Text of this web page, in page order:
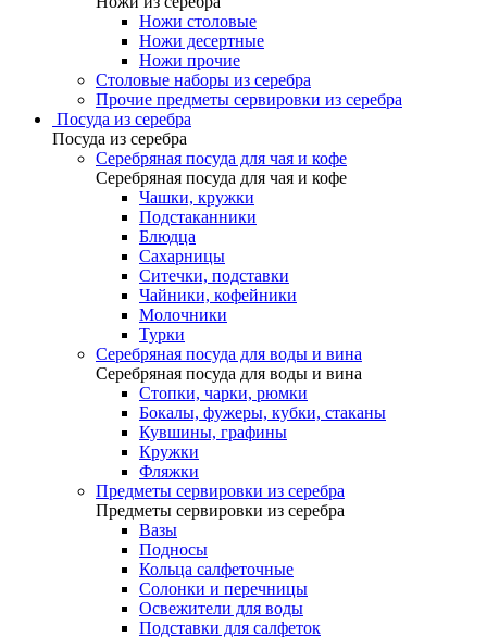
Ножи столовые
Ножи десертные
Ножи прочие
Столовые наборы из серебра
Прочие предметы сервировки из серебра
Посуда из серебра
Посуда из серебра
Серебряная посуда для чая и кофе
Серебряная посуда для чая и кофе
Чашки, кружки
Подстаканники
Блюдца
Сахарницы
Ситечки, подставки
Чайники, кофейники
Молочники
Турки
Серебряная посуда для воды и вина
Серебряная посуда для воды и вина
Стопки, чарки, рюмки
Бокалы, фужеры, кубки, стаканы
Кувшины, графины
Кружки
Фляжки
Предметы сервировки из серебра
Предметы сервировки из серебра
Вазы
Подносы
Кольца салфеточные
Солонки и перечницы
Освежители для воды
Подставки для салфеток